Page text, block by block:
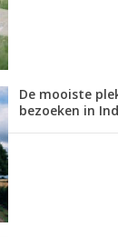
De mooiste
bezoeken in